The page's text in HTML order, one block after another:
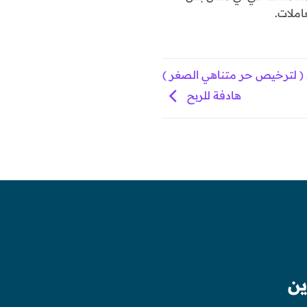
حر متناهي الصغر )
هادفة للربح